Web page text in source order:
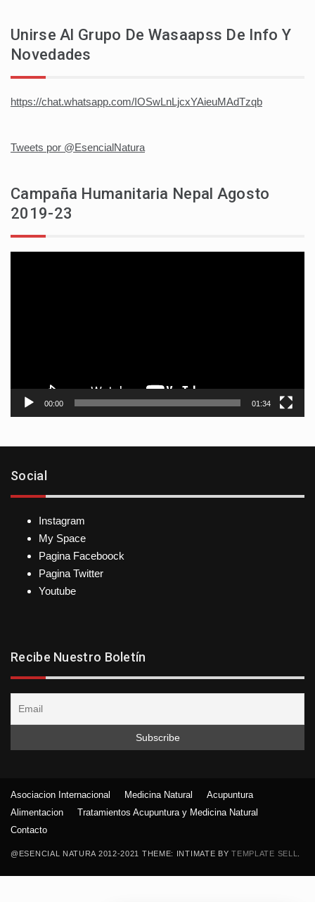
Unirse Al Grupo De Wasaapss De Info Y
Novedades
https://chat.whatsapp.com/IOSwLnLjcxYAieuMAdTzqb
Tweets por @EsencialNatura
Campaña Humanitaria Nepal Agosto
2019-23
00:00 01:34
Social
Instagram
My Space
Pagina Faceboock
Pagina Twitter
Youtube
Recibe Nuestro Boletín
@ESENCIAL NATURA 2012-2021 THEME: INTIMATE BYTEMPLATE SELL
Asociacion Internacional Medicina Natural
Acupuntura
Alimentacion
Tratamientos Acupuntura y Medicina Natural
Contacto